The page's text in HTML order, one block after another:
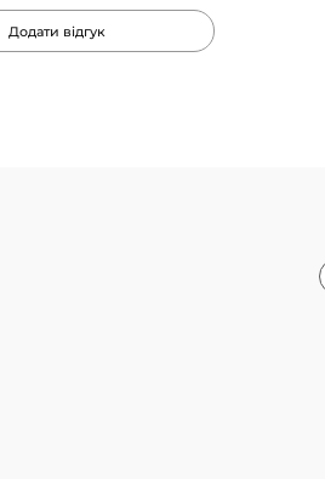
Додати відгук